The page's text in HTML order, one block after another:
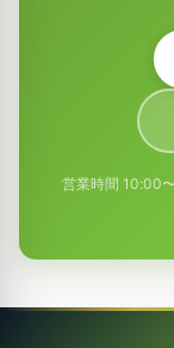
営業時間 10:00